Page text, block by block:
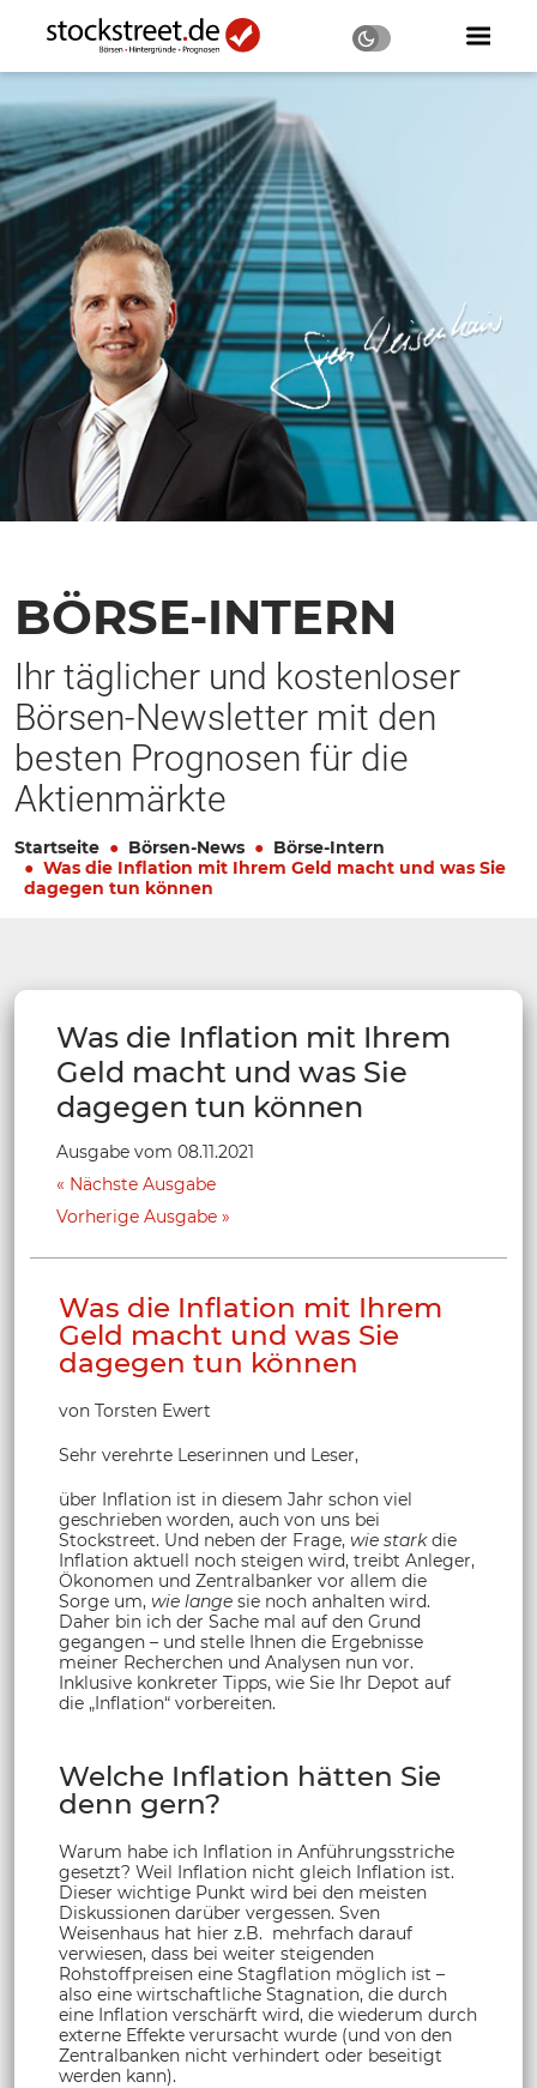
BÖRSE-INTERN
Ihr täglicher und kostenloser
Börsen-Newsletter mit den
besten Prognosen für die
Aktienmärkte
Startseite Börsen-News
Börse-Intern
Was die Inflation mit Ihrem Geld macht und was Sie
dagegen tun können
Was die Inflation mit Ihrem
Geld macht und was Sie
dagegen tun können
Ausgabe vom 08.11.2021
Nächste Ausgabe
Vorherige Ausgabe
Was die Inflation mit Ihrem
Geld macht und was Sie
dagegen tun können
von Torsten Ewert
Sehr verehrte Leserinnen und Leser,
über Inflation ist in diesem Jahr schon viel
geschrieben worden, auch von uns bei
Stockstreet. Und neben der Frage, wie starkdie
Inflation aktuell noch steigen wird, treibt Anleger,
Ökonomen und Zentralbanker vor allem die
Sorge um, wie lange sie noch anhalten wird.
Daher bin ich der Sache mal auf den Grund
gegangen – und stelle Ihnen die Ergebnisse
meiner Recherchen und Analysen nun vor.
Inklusive konkreter Tipps, wie Sie Ihr Depot auf
die „Inflation“ vorbereiten.
Welche Inflation hätten Sie
denn gern?
Warum habe ich Inflation in Anführungsstriche
gesetzt? Weil Inflation nicht gleich Inflation ist.
Dieser wichtige Punkt wird bei den meisten
Diskussionen darüber vergessen. Sven
Weisenhaus hat hier z.B. mehrfach darauf
verwiesen, dass bei weiter steigenden
Rohstoffpreisen eine Stagflation möglich ist –
also eine wirtschaftliche Stagnation, die durch
eine Inflation verschärft wird, die wiederum durch
externe Effekte verursacht wurde (und von den
Zentralbanken nicht verhindert oder beseitigt
werden kann).